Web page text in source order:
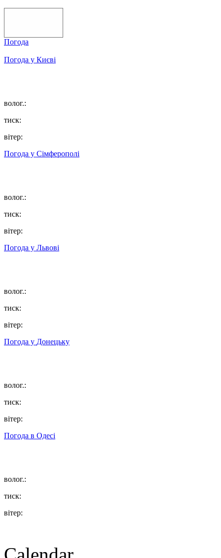
Погода
Погода у Києві
волог.:
тиск:
вітер:
Погода у Сімферополі
волог.:
тиск:
вітер:
Погода у Львові
волог.:
тиск:
вітер:
Погода у Донецьку
волог.:
тиск:
вітер:
Погода в Одесі
волог.:
тиск:
вітер: